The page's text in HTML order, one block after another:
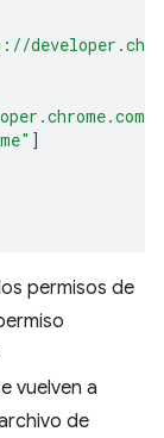
]
permisos de
vuelven a
de